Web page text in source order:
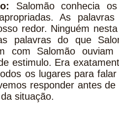
Salomão conhecia
As
redor. Ninguém
palavras do que
com Salomão
estimulo. Era
os lugares para
responder antes
situação.